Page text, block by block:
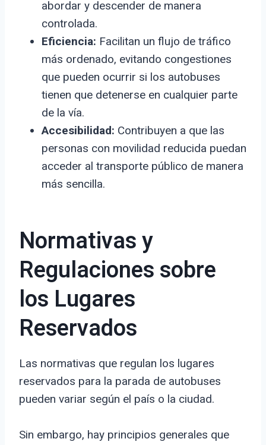
abordar y descender de manera
controlada.
Eficiencia: Facilitan un flujo de tráfico
más ordenado, evitando congestiones
que pueden ocurrir si los autobuses
tienen que detenerse en cualquier parte
de la vía.
Accesibilidad: Contribuyen a que las
personas con movilidad reducida puedan
acceder al transporte público de manera
más sencilla.
Normativas y
Regulaciones sobre
los Lugares
Reservados
Las normativas que regulan los lugares
reservados para la parada de autobuses
pueden variar según el país o la ciudad.
Sin embargo, hay principios generales que